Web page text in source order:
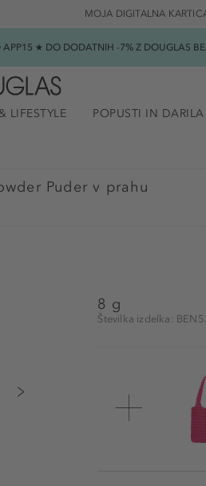
MOJA DIGITALNA
★ DO DODATNIH -7% Z DOUGLAS
LIFESTYLE POPUSTI IN DARILA
Puder v prahu
8 g
Številka izdelka: